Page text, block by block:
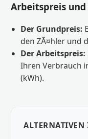
Arbeitspreis
Der Grundpreis:
den ZÃ¤hler und
Der Arbeitspreis:
Ihren Verbrauch
(kWh).